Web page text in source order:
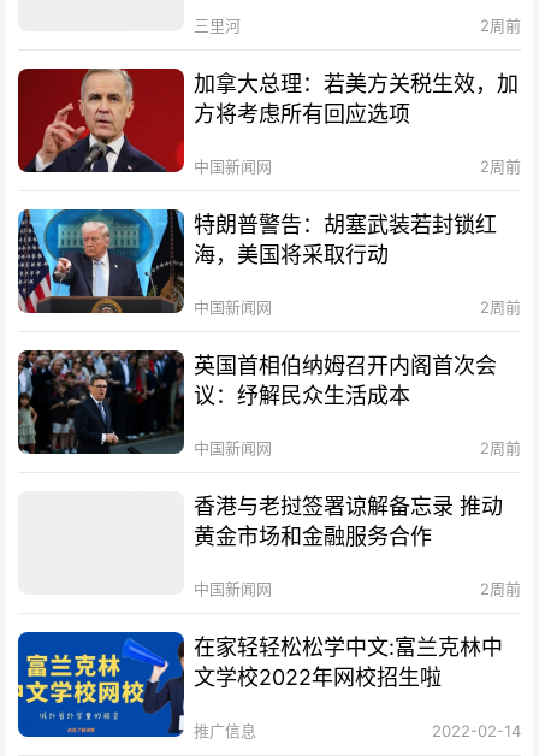
三里河 2周前
加拿大总理：若美方关税生效，加
方将考虑所有回应选项
中国新闻网 2周前
特朗普警告：胡塞武装若封锁红
海，美国将采取行动
中国新闻网 2周前
英国首相伯纳姆召开内阁首次会
议：纾解民众生活成本
中国新闻网 2周前
香港与老挝签署谅解备忘录 推动
黄金市场和金融服务合作
中国新闻网 2周前
在家轻轻松松学中文:富兰克林中
文学校2022年网校招生啦
推广信息 2022-02-14